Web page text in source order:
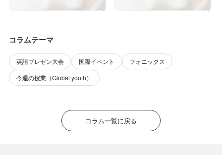
コラムテーマ
英語プレゼン大会 国際イベント
フォニックス
今週の授業（Global youth）
コラム一覧に戻る